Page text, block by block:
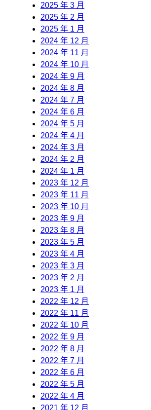
2025 年 3 月
2025 年 2 月
2025 年 1 月
2024 年 12 月
2024 年 11 月
2024 年 10 月
2024 年 9 月
2024 年 8 月
2024 年 7 月
2024 年 6 月
2024 年 5 月
2024 年 4 月
2024 年 3 月
2024 年 2 月
2024 年 1 月
2023 年 12 月
2023 年 11 月
2023 年 10 月
2023 年 9 月
2023 年 8 月
2023 年 5 月
2023 年 4 月
2023 年 3 月
2023 年 2 月
2023 年 1 月
2022 年 12 月
2022 年 11 月
2022 年 10 月
2022 年 9 月
2022 年 8 月
2022 年 7 月
2022 年 6 月
2022 年 5 月
2022 年 4 月
2021 年 12 月